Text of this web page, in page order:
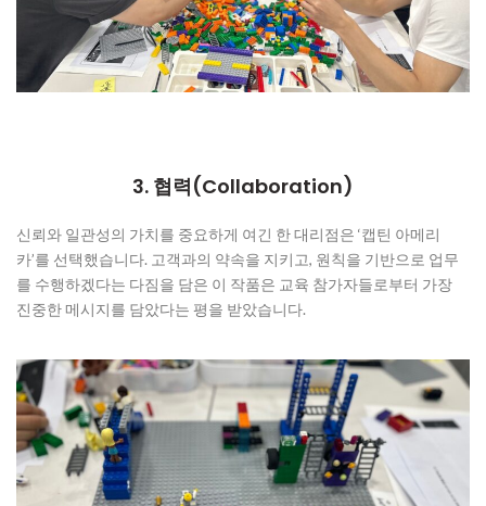
3. 협력(Collaboration)
신뢰와 일관성의 가치를 중요하게 여긴 한 대리점은 ‘캡틴 아메리
카’를 선택했습니다. 고객과의 약속을 지키고, 원칙을 기반으로 업무
를 수행하겠다는 다짐을 담은 이 작품은 교육 참가자들로부터 가장
진중한 메시지를 담았다는 평을 받았습니다.